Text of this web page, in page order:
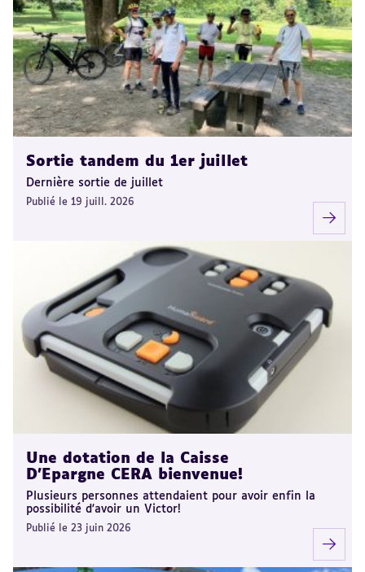
Sortie tandem du 1er juillet
Dernière sortie de juillet
Publié le 19 juill. 2026
Une dotation de la Caisse
D'Epargne CERA bienvenue!
Plusieurs personnes attendaient pour avoir enfin la
possibilité d'avoir un Victor!
Publié le 23 juin 2026